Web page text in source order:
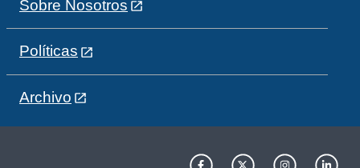
Sobre Nosotros
Políticas
Archivo